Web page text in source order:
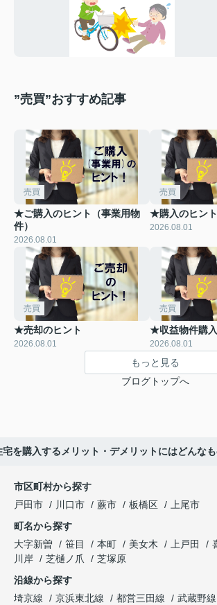
”売買”おすすめ記事
売買
★ご購入のヒント（事業用物
件）
2026.08.01
売買
★購入のヒント
2026.08.01
売買
★売却のヒント
2026.08.01
売買
★収益物件購
2026.08.01
もっと見る
ブログトップへ
宅を購入するメリット・デメリットにはどんな
市区町村から探す
戸田市
川口市 蕨市 板橋区
上尾市
町名から探す
大字新曽
笹目 本町 美女木 上戸田
川岸
芝樋ノ爪
芝塚原
沿線から探す
埼京線
京浜東北線 都営三田線
武蔵野線